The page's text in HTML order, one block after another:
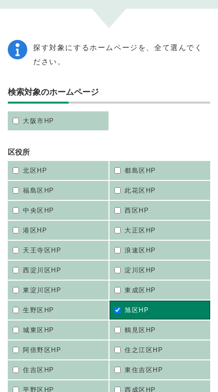
探す対象にするホームページを、全て選んでく
ださい。
検索対象のホームページ
大阪市HP
区役所
北区HP 都島区HP
福島区HP 此花区HP
中央区HP 西区HP
港区HP 大正区HP
天王寺区HP 浪速区HP
西淀川区HP 淀川区HP
東淀川区HP 東成区HP
生野区HP 旭区HP
城東区HP 鶴見区HP
阿倍野区HP 住之江区HP
住吉区HP 東住吉区HP
平野区HP 西成区HP